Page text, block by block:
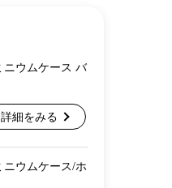
ニウムケース バ
詳細をみる
ニウムケース/ホ